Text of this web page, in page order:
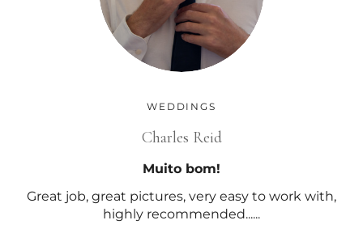
WEDDINGS
Charles Reid
Muito bom!
Great job, great pictures, very easy to work with,
highly recommended......